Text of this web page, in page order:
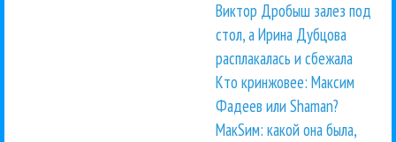
Виктор Дробыш залез под
стол, а Ирина Дубцова
расплакалась и сбежала
Кто кринжовее: Максим
Фадеев или Shaman?
МакSим: какой она была,